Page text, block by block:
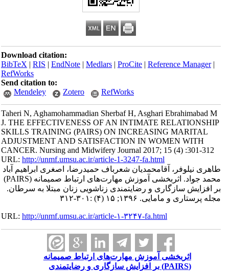
Download citation:
BibTeX|RIS|EndNote|Medlars|ProCite|Reference Manager
RefWorks
Send citation to:
Mendeley
Zotero RefWorks
Taheri N, Aghamohammadian Sherbaf H, Asghari Ebrahimabad M
J. THE EFFECTIVENESS OF AN INTIMATE RELATIONSHIP
SKILLS TRAINING (PAIRS) ON INCREASING MARITAL
ADJUSTMENT AND SATISFACTION IN WOMEN WITH
CANCER. Nursing and Midwifery Journal 2017; 15 (4) :301-312
URL:http://unmf.umsu.ac.ir/article-1-3247-fa.html
طاهری نیلوفر، آقامحمدیان شعرباف حمیدرضا، اصغری ابراهیم آباد
محمد جواد. اثربخشی آموزش مهارت‌های ارتباط صمیمانه (PAIRS)
بر افزایش سازگاری و رضایتمندی زناشویی زنان مبتلا به سرطان.
مجله پرستاری و مامایی. ۱۳۹۶; ۱۵ (۴) :۳۰۱-۳۱۲
URL:http://unmf.umsu.ac.ir/article-۱-۳۲۴۷-fa.html
اثربخشی آموزش مهارت‌های ارتباط صمیمانه
(PAIRS) بر افزایش سازگاری و رضایتمندی